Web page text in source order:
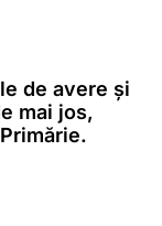
de avere și
mai jos,